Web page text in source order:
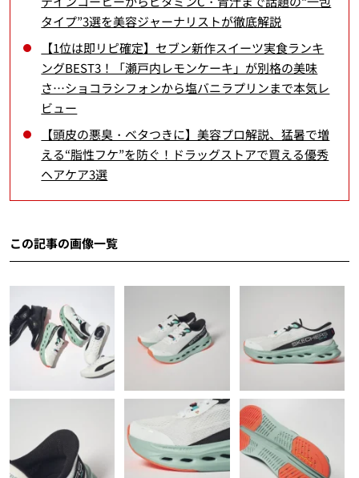
タイプ”3選を美容ジャーナリストが徹底解説
【1位は即リピ確定】セブン新作スイーツ実食ランキ
ングBEST3！「瀬戸内レモンケーキ」が別格の美味
さ…ショコラシフォンから塩バニラプリンまで本気レ
ビュー
【頭皮の悪臭・ベタつきに】美容プロ解説、猛暑で増
える“脂性フケ”を防ぐ！ドラッグストアで買える優秀
ヘアケア3選
この記事の画像一覧